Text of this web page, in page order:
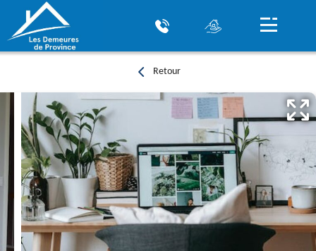
Retour